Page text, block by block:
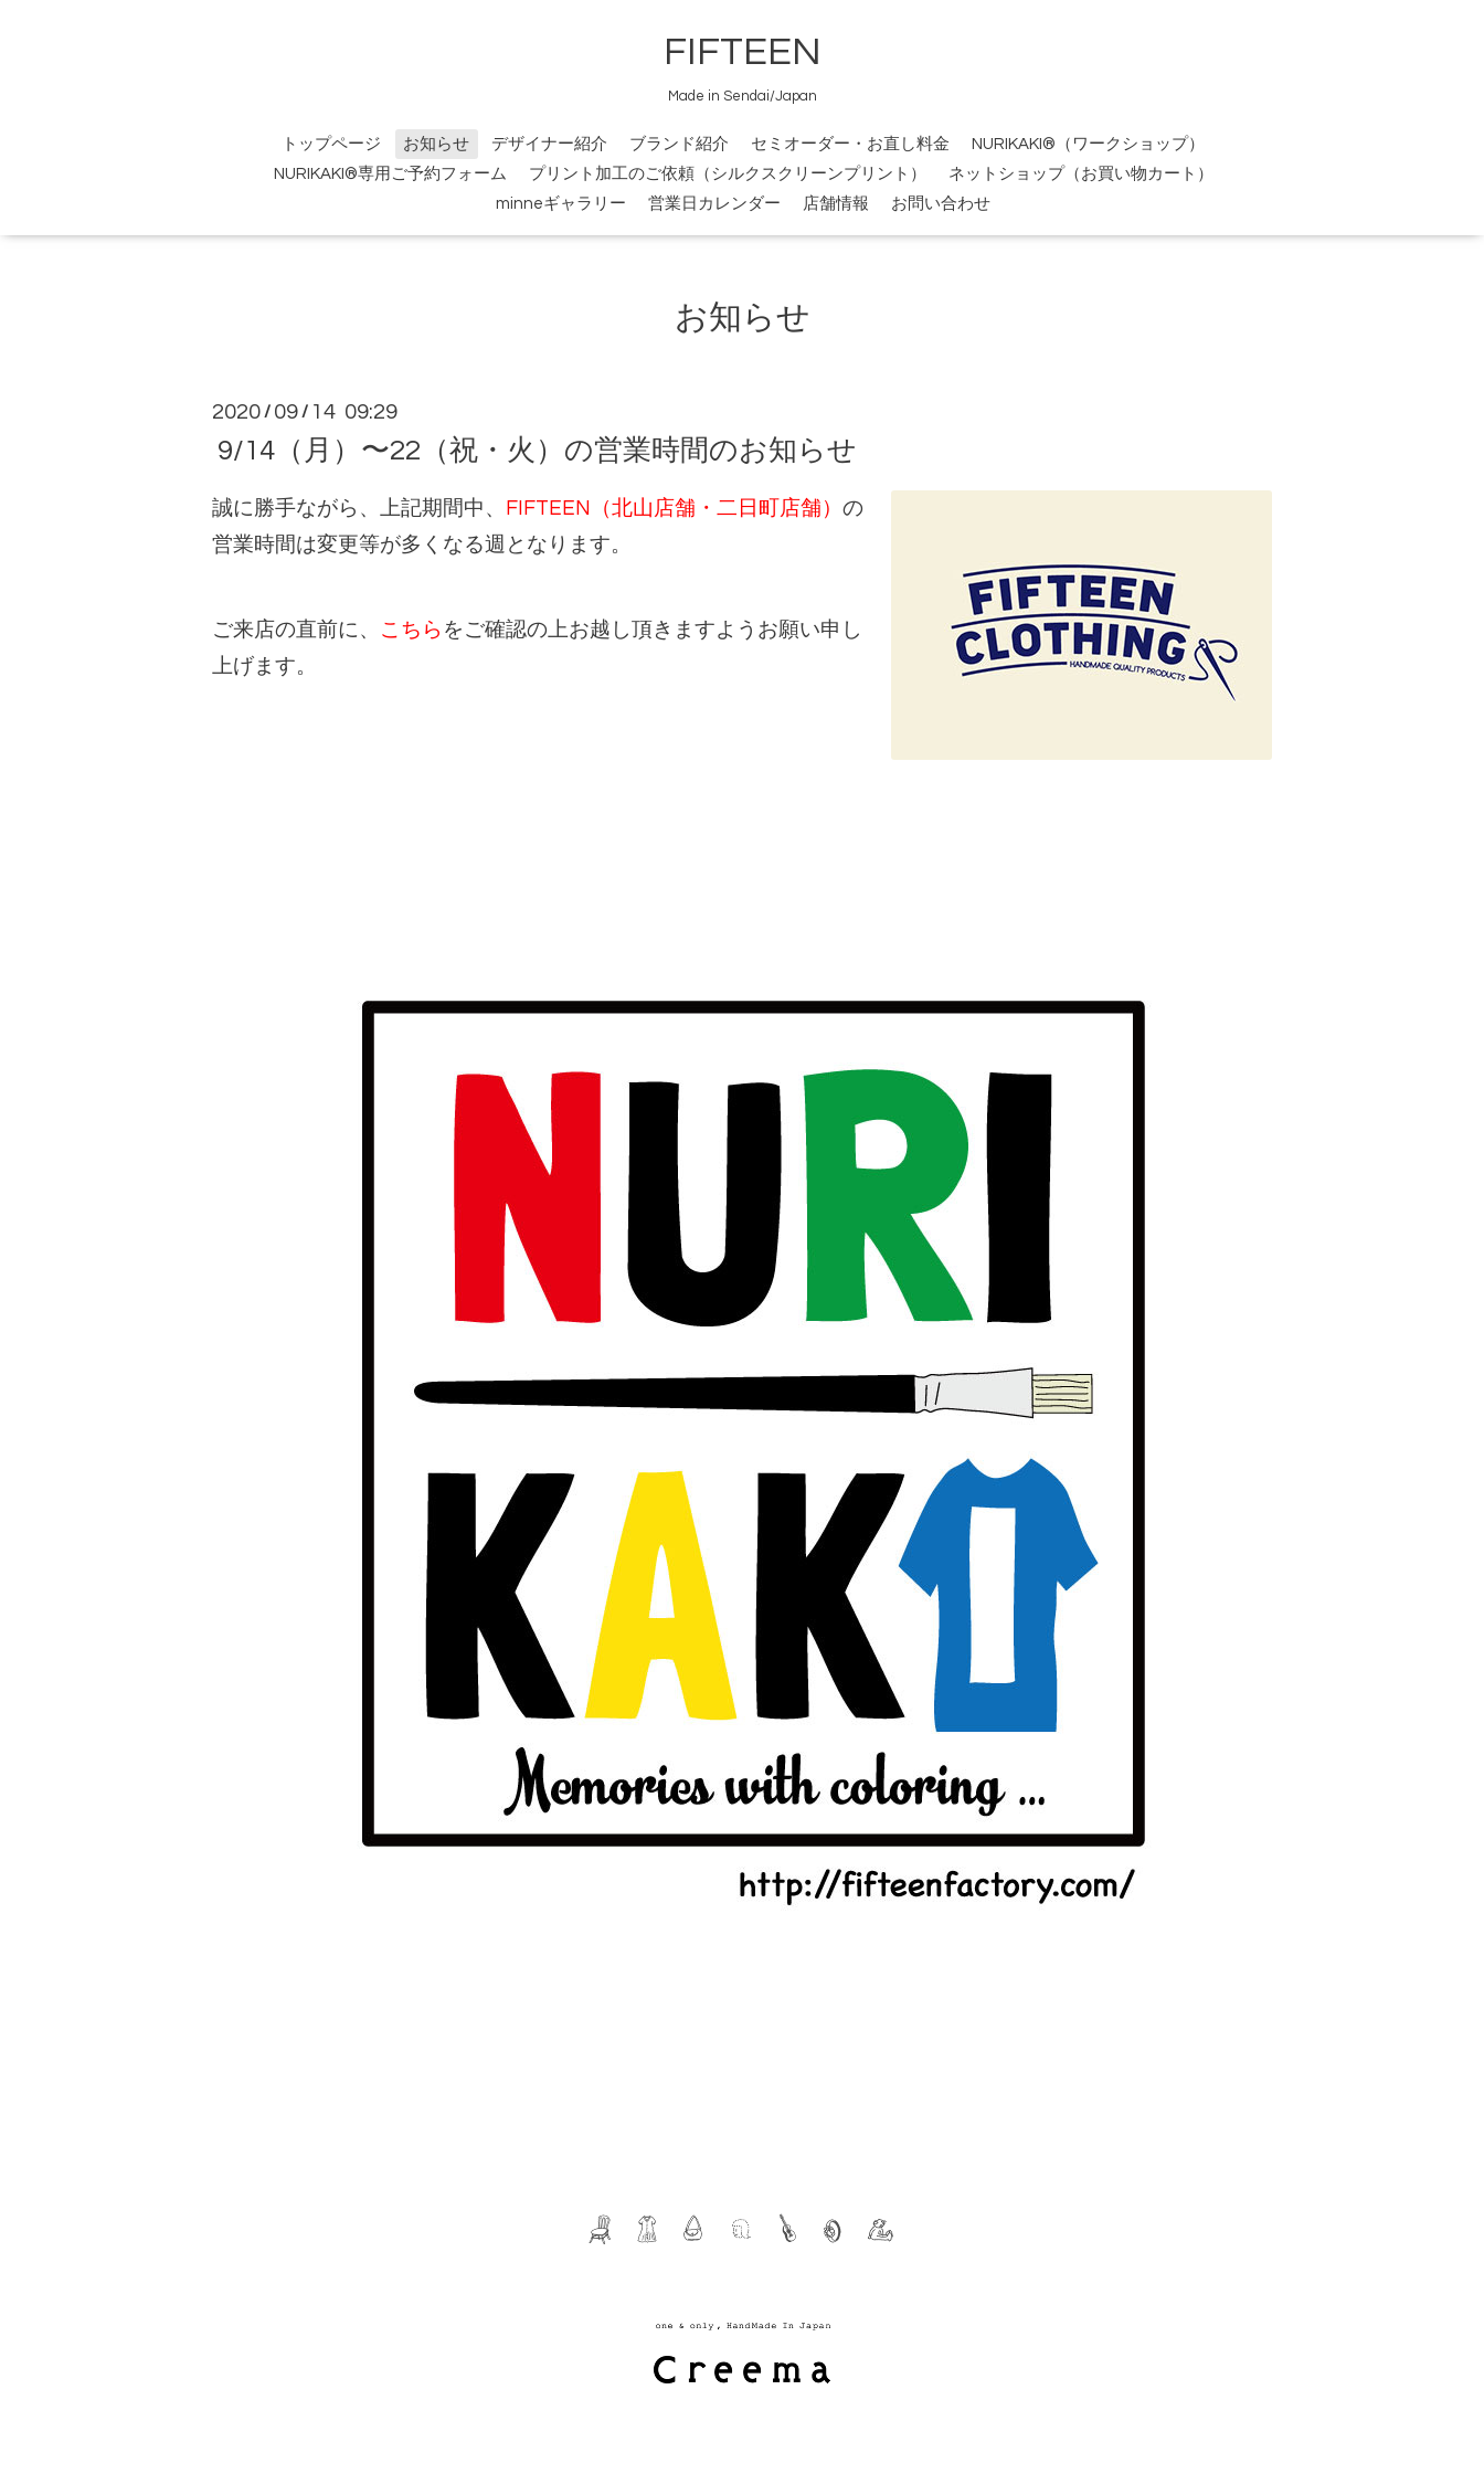
FIFTEEN
Made in Sendai/Japan
トップページ お知らせ デザイナー紹介 ブランド紹介 セミオーダー・お直し料金
NURIKAKI®（ワークショップ）
NURIKAKI®専用ご予約フォーム
プリント加工のご依頼（シルクスクリーンプリント）
ネットショップ（お買い物カート）
minneギャラリー
営業日カレンダー 店舗情報 お問い合わせ
お知らせ
2020 / 09 / 14 09:29
9/14（月）〜22（祝・火）の営業時間のお知らせ
誠に勝手ながら、上記期間中、 FIFTEEN（北山店舗・二日町店舗） の
営業時間は変更等が多くなる週となります。
ご来店の直前に、 こちら をご確認の上お越し頂きますようお願い申し
上げます。